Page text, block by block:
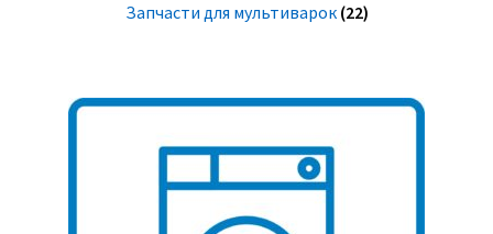
Запчасти для мультиварок (22)